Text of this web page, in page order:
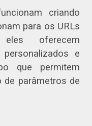
criando
para os URLs
oferecem
e
que permitem
de parâmetros de